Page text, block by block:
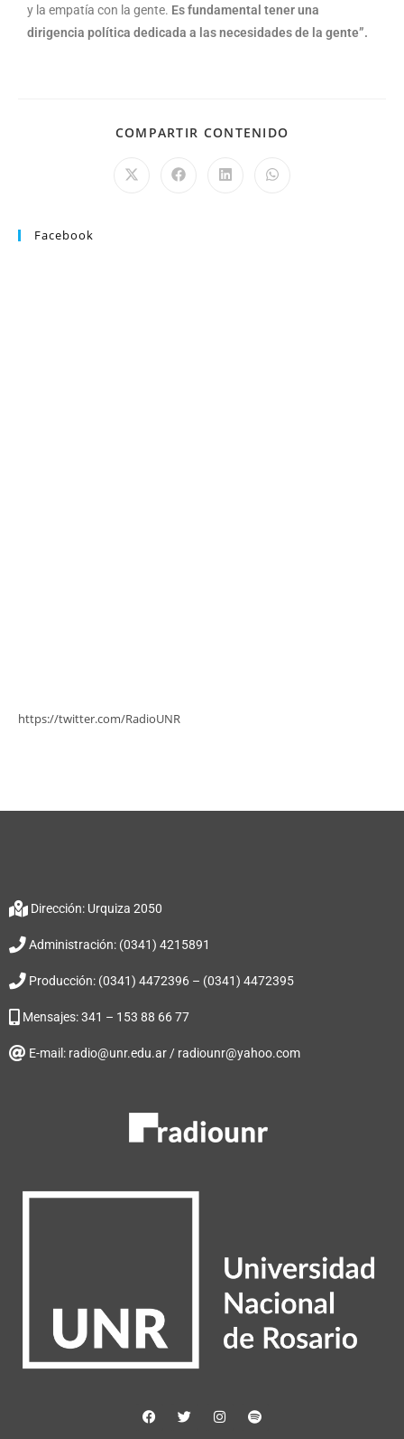
y la empatía con la gente. Es fundamental tener una
dirigencia política dedicada a las necesidades de la gente”.
COMPARTIR CONTENIDO
Facebook
https://twitter.com/RadioUNR
Dirección: Urquiza 2050
Administración: (0341) 4215891
Producción: (0341) 4472396 – (0341) 4472395
Mensajes: 341 – 153 88 66 77
E-mail: radio@unr.edu.ar / radiounr@yahoo.com